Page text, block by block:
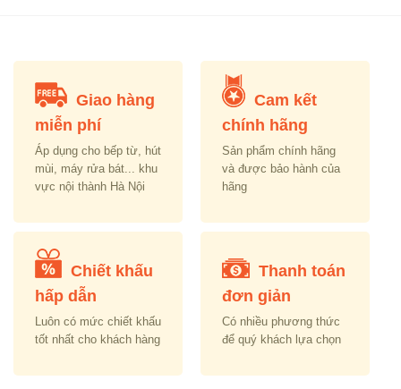
Giao hàng
miễn phí
Áp dụng cho bếp từ, hút
mùi, máy rửa bát... khu
vực nội thành Hà Nội
Cam kết
chính hãng
Sản phẩm chính hãng
và được bảo hành của
hãng
Chiết khấu
hấp dẫn
Luôn có mức chiết khấu
tốt nhất cho khách hàng
Thanh toán
đơn giản
Có nhiều phương thức
để quý khách lựa chọn